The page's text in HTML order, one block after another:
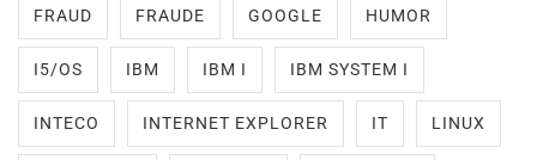
FRAUD FRAUDE GOOGLE HUMOR
I5/OS IBM IBM I IBM SYSTEM I
INTECO INTERNET EXPLORER IT LINUX